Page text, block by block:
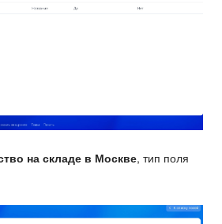
на складе в Москве, тип поля